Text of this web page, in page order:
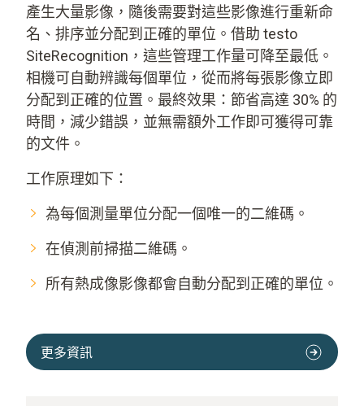
產生大量影像，隨後需要對這些影像進行重新命
名、排序並分配到正確的單位。借助 testo
SiteRecognition，這些管理工作量可降至最低。
相機可自動辨識每個單位，從而將每張影像立即
分配到正確的位置。最終效果：節省高達 30% 的
時間，減少錯誤，並無需額外工作即可獲得可靠
的文件。
工作原理如下：
為每個測量單位分配一個唯一的二維碼。
在偵測前掃描二維碼。
所有熱成像影像都會自動分配到正確的單位。
更多資訊